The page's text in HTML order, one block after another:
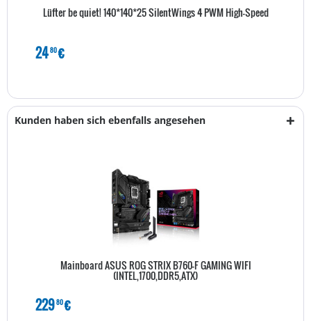
Lüfter be quiet! 140*140*25 SilentWings 4 PWM High-Speed
2480€
Kunden haben sich ebenfalls angesehen
Mainboard ASUS ROG STRIX B760-F GAMING WIFI
(INTEL,1700,DDR5,ATX)
22980€